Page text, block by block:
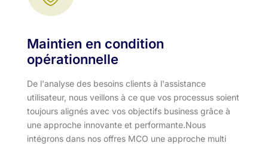
Maintien en condition
opérationnelle
De l'analyse des besoins clients à l'assistance
utilisateur, nous veillons à ce que vos processus soient
toujours alignés avec vos objectifs business grâce à
une approche innovante et performante.​ Nous
intégrons dans nos offres MCO une approche multi